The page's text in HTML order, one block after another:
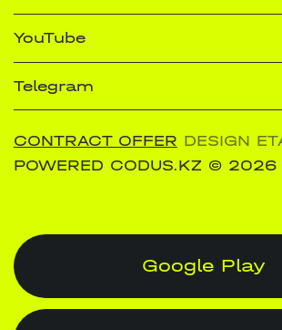
YouTube
Telegram
CONTRACT OFFER DESIGN
POWERED CODUS.KZ © 2026
Google Play